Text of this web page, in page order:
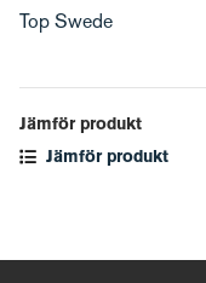
Top Swede
Jämför produkt
Jämför produkt